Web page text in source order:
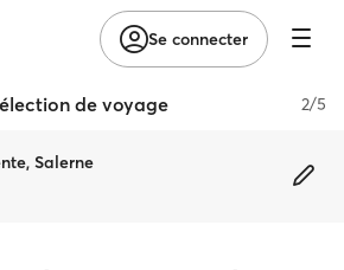
Se connecter
de voyage 2/5
Salerne